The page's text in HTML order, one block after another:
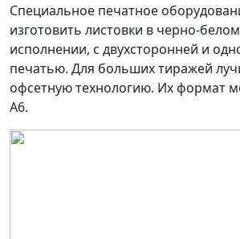
Специальное печатное
изготовить листовки в черно-
исполнении, с двухсторонней и
печатью. Для больших тиражей
офсетную технологию. Их формат
А6.